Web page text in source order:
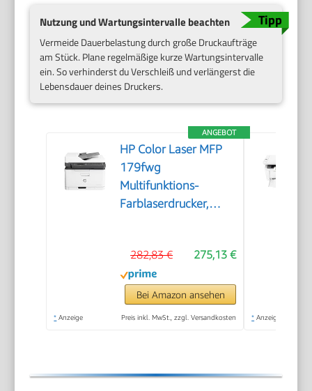
Nutzung und Wartungsintervalle beachten
Vermeide Dauerbelastung durch große Druckaufträge
am Stück. Plane regelmäßige kurze Wartungsintervalle
ein. So verhinderst du Verschleiß und verlängerst die
Lebensdauer deines Druckers.
ANGEBOT
HP Color Laser MFP
179fwg
Multifunktions-
Farblaserdrucker,
Automatische
Dokumentenzuführung,
Wi-Fi, Ethernet, USB,
Smart App
275,13 €
282,83 €
Bei Amazon ansehen
* Anzeige Preis inkl. MwSt., zzgl. Versandkosten * Anzeige